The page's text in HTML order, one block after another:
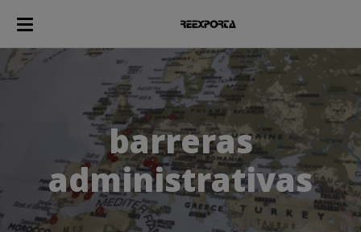
barreras
administrativas